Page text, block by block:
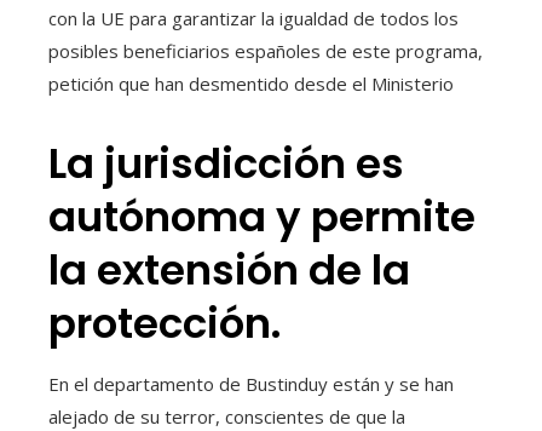
con la UE para garantizar la igualdad de todos los
posibles beneficiarios españoles de este programa,
petición que han desmentido desde el Ministerio
La jurisdicción es
autónoma y permite
la extensión de la
protección.
En el departamento de Bustinduy están y se han
alejado de su terror, conscientes de que la